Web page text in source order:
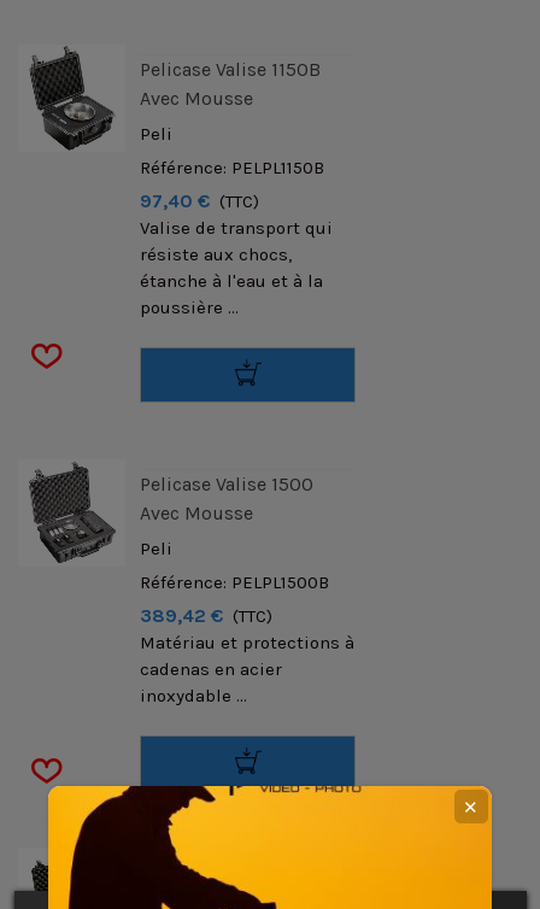
Pelicase Valise 1150B
Avec Mousse
Peli
Référence: PELPL1150B
97,40 € (TTC)
Valise de transport qui
résiste aux chocs,
étanche à l'eau et à la
poussière ...
Pelicase Valise 1500
Avec Mousse
Peli
Référence: PELPL1500B
389,42 € (TTC)
Matériau et protections à
cadenas en acier
inoxydable ...
Pelicase Valise 1520
Noire + Mousse
✕